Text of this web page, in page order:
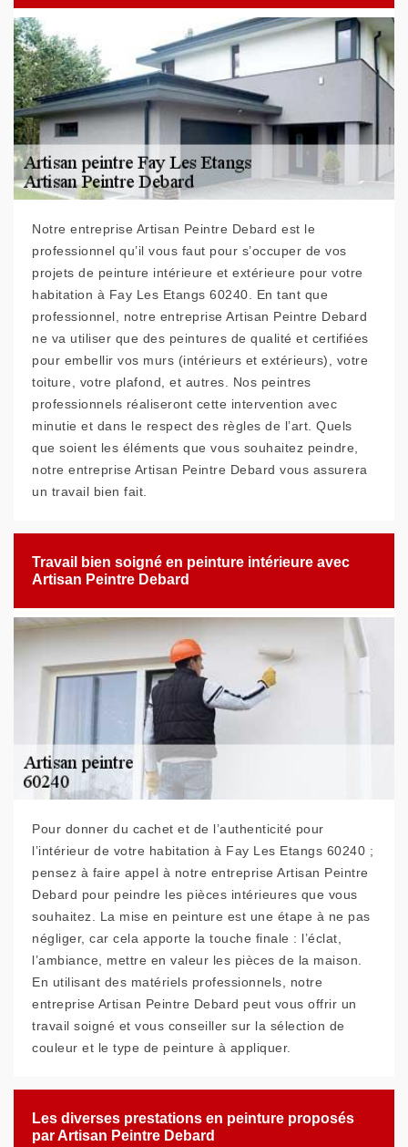
Notre entreprise Artisan Peintre Debard est le
professionnel qu’il vous faut pour s’occuper de vos
projets de peinture intérieure et extérieure pour votre
habitation à Fay Les Etangs 60240. En tant que
professionnel, notre entreprise Artisan Peintre Debard
ne va utiliser que des peintures de qualité et certifiées
pour embellir vos murs (intérieurs et extérieurs), votre
toiture, votre plafond, et autres. Nos peintres
professionnels réaliseront cette intervention avec
minutie et dans le respect des règles de l’art. Quels
que soient les éléments que vous souhaitez peindre,
notre entreprise Artisan Peintre Debard vous assurera
un travail bien fait.
Travail bien soigné en peinture intérieure avec
Artisan Peintre Debard
Pour donner du cachet et de l’authenticité pour
l’intérieur de votre habitation à Fay Les Etangs 60240 ;
pensez à faire appel à notre entreprise Artisan Peintre
Debard pour peindre les pièces intérieures que vous
souhaitez. La mise en peinture est une étape à ne pas
négliger, car cela apporte la touche finale : l’éclat,
l’ambiance, mettre en valeur les pièces de la maison.
En utilisant des matériels professionnels, notre
entreprise Artisan Peintre Debard peut vous offrir un
travail soigné et vous conseiller sur la sélection de
couleur et le type de peinture à appliquer.
Les diverses prestations en peinture proposés
par Artisan Peintre Debard